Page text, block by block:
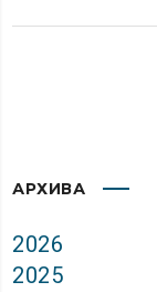
АРХИВА
2026
2025